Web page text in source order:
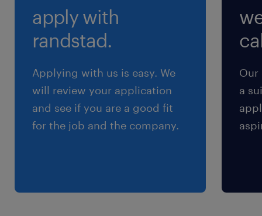
（1）9:00-18:00（実働8時間00分・休憩60分）
（2）8:00-17:00（実働8時間00分・休憩60分）
（3）9:00-16:00（実働6時間00分・休憩60分）
（4）14:00-18:00（実働4時間00分・休憩0分）
※※お仕事内容・職種・勤務地により異なります
残業
apply with
randstad.
Applying with us is easy. We
will review your application
and see if you are a good fit
for the job and the company.
Our
a